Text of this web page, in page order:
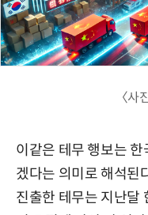
〈사
이같은 테무 행보는 한
겠다는 의미로 해석된
진출한 테무는 지난달